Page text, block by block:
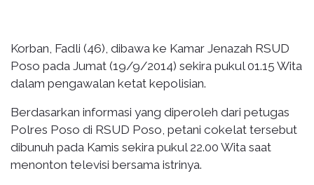
Korban, Fadli (46), dibawa ke Kamar Jenazah RSUD
Poso pada Jumat (19/9/2014) sekira pukul 01.15 Wita
dalam pengawalan ketat kepolisian.
Berdasarkan informasi yang diperoleh dari petugas
Polres Poso di RSUD Poso, petani cokelat tersebut
dibunuh pada Kamis sekira pukul 22.00 Wita saat
menonton televisi bersama istrinya.